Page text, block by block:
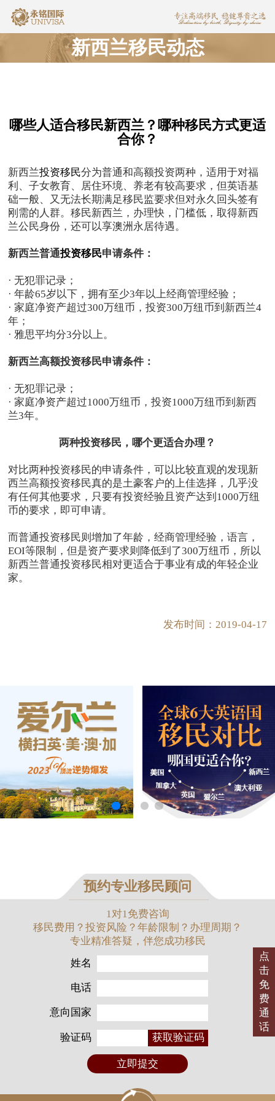
新西兰移民动态
哪些人适合移民新西兰？哪种移民方式更适
合你？
新西兰投资移民分为普通和高额投资两种，适用于对福
利、子女教育、居住环境、养老有较高要求，但英语基
础一般、又无法长期满足移民监要求但对永久回头签有
刚需的人群。移民新西兰，办理快，门槛低，取得新西
兰公民身份，还可以享澳洲永居待遇。
新西兰普通投资移民申请条件：
· 无犯罪记录；
· 年龄65岁以下，拥有至少3年以上经商管理经验；
· 家庭净资产超过300万纽币，投资300万纽币到新西兰4
年；
· 雅思平均分3分以上。
新西兰高额投资移民申请条件：
· 无犯罪记录；
· 家庭净资产超过1000万纽币，投资1000万纽币到新西
兰3年。
两种投资移民，哪个更适合办理？
对比两种投资移民的申请条件，可以比较直观的发现新
西兰高额投资移民真的是土豪客户的上佳选择，几乎没
有任何其他要求，只要有投资经验且资产达到1000万纽
币的要求，即可申请。
而普通投资移民则增加了年龄，经商管理经验，语言，
EOI等限制，但是资产要求则降低到了300万纽币，所以
新西兰普通投资移民相对更适合于事业有成的年轻企业
家。
发布时间：2019-04-17
预约专业移民顾问
1对1免费咨询
移民费用？投资风险？年龄限制？办理周期？
专业精准答疑，伴您成功移民
姓名
电话
意向国家
验证码 获取验证码
立即提交
点
击
免
费
通
话